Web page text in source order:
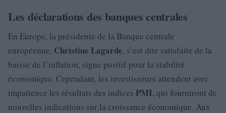
Les déclarations des banques centrales
En Europe, la présidente de la Banque centrale
européenne, Christine Lagarde, s’est dite satisfaite de la
baisse de l’inflation, signe positif pour la stabilité
économique. Cependant, les investisseurs attendent avec
impatience les résultats des indices PMI, qui fourniront de
nouvelles indications sur la croissance économique. Aux